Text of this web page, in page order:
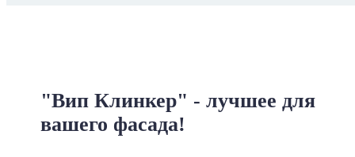
"Вип Клинкер" - лучшее для
вашего фасада!